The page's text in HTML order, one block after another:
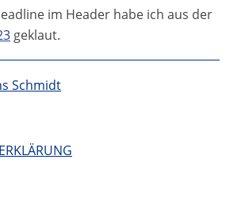
im Header habe ich aus der
geklaut.
Schmidt